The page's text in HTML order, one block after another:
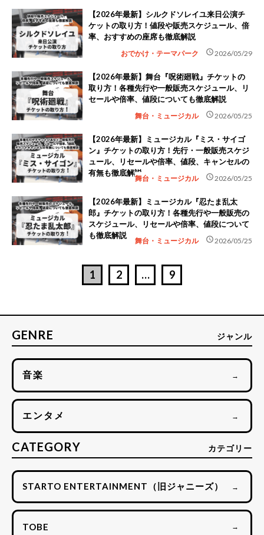
【2026年最新】シルクドソレイユ来日公演チ
ケットの取り方！値段や販売スケジュール、倍
率、おすすめの座席も徹底解説
おでかけ・テーマパーク schedule2026/05/29
【2026年最新】舞台『呪術廻戦』チケットの
取り方！各種先行や一般販売スケジュール、リ
セールや倍率、値段についても徹底解説
舞台・ミュージカル schedule2026/05/25
【2026年最新】ミュージカル『ミス・サイゴ
ン』チケットの取り方！先行・一般販売スケジ
ュール、リセールや倍率、値段、キャンセルの
有無も徹底解説
舞台・ミュージカル schedule2026/05/25
【2026年最新】ミュージカル『忍たま乱太
郎』チケットの取り方！各種先行や一般販売の
スケジュール、リセールや倍率、値段について
も徹底解説
舞台・ミュージカル schedule2026/05/25
1 2 … 9
GENRE ジャンル
音楽 →
エンタメ →
CATEGORY カテゴリー
STARTO ENTERTAINMENT（旧ジャニーズ） →
TOBE →